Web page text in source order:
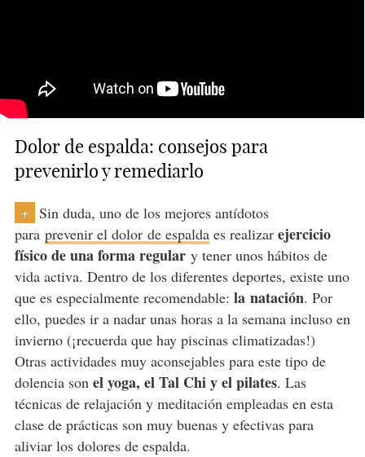
Dolor de espalda: consejos para
prevenirlo y remediarlo
+
Sin duda, uno de los mejores antídotos
para prevenir el dolorde espaldaes realizar ejercicio
físico de una forma regulary tener unos hábitos de
vida activa. Dentro de los diferentes deportes, existe uno
que es especialmente recomendable: la natación. Por
ello, puedes ir a nadar unas horas a la semana incluso en
invierno (¡recuerda que hay piscinas climatizadas!)
Otras actividades muy aconsejables para este tipo de
dolencia son el yoga, el Tal Chi y el pilates. Las
técnicas de relajación y meditación empleadas en esta
clase de prácticas son muy buenas y efectivas para
aliviar los dolores de espalda.